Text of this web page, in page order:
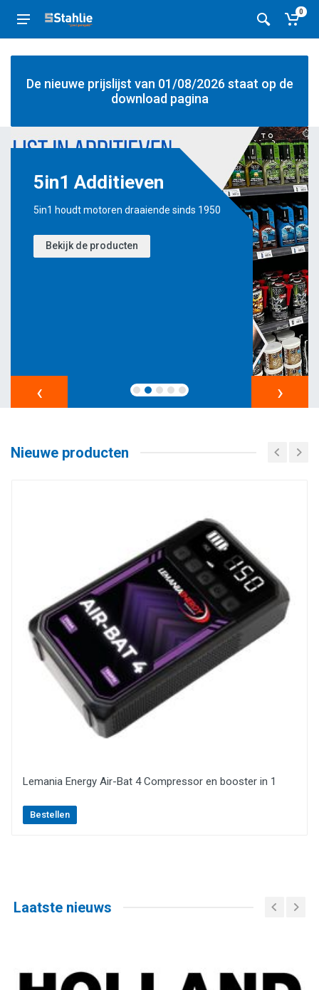
0
De nieuwe prijslijst van 01/08/2026 staat op de
download pagina
5in1 Additieven
5in1 houdt motoren draaiende sinds 1950
Bekijk de producten
‹ ›
Nieuwe producten
Lemania Energy Air-Bat 4 Compressor en booster in 1
Bestellen
Laatste nieuws